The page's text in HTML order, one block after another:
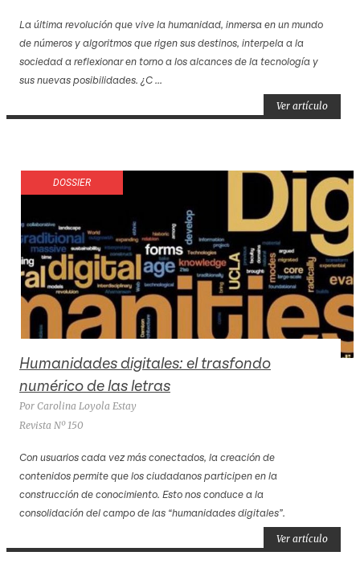
La última revolución que vive la humanidad, inmersa en un mundo
de números y algoritmos que rigen sus destinos, interpela a la
sociedad a reflexionar en torno a los alcances de la tecnología y
sus nuevas posibilidades. ¿C ...
Ver artículo
DOSSIER
Humanidades digitales: el trasfondo
numérico de las letras
Por Carolina Loyola Estay
Revista Nº 150
Con usuarios cada vez más conectados, la creación de
contenidos permite que los ciudadanos participen en la
construcción de conocimiento. Esto nos conduce a la
consolidación del campo de las “humanidades digitales”.
Ver artículo